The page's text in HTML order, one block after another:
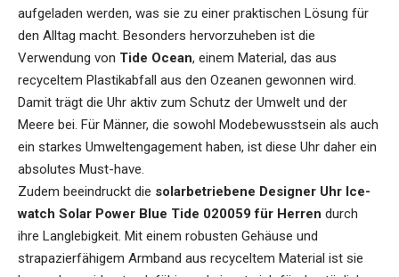
aufgeladen werden, was sie zu einer praktischen Lösung für
den Alltag macht. Besonders hervorzuheben ist die
Verwendung von Tide Ocean, einem Material, das aus
recyceltem Plastikabfall aus den Ozeanen gewonnen wird.
Damit trägt die Uhr aktiv zum Schutz der Umwelt und der
Meere bei. Für Männer, die sowohl Modebewusstsein als auch
ein starkes Umweltengagement haben, ist diese Uhr daher ein
absolutes Must-have.
Zudem beeindruckt die solarbetriebene Designer Uhr Ice-
watch Solar Power Blue Tide 020059 für Herren durch
ihre Langlebigkeit. Mit einem robusten Gehäuse und
strapazierfähigem Armband aus recyceltem Material ist sie